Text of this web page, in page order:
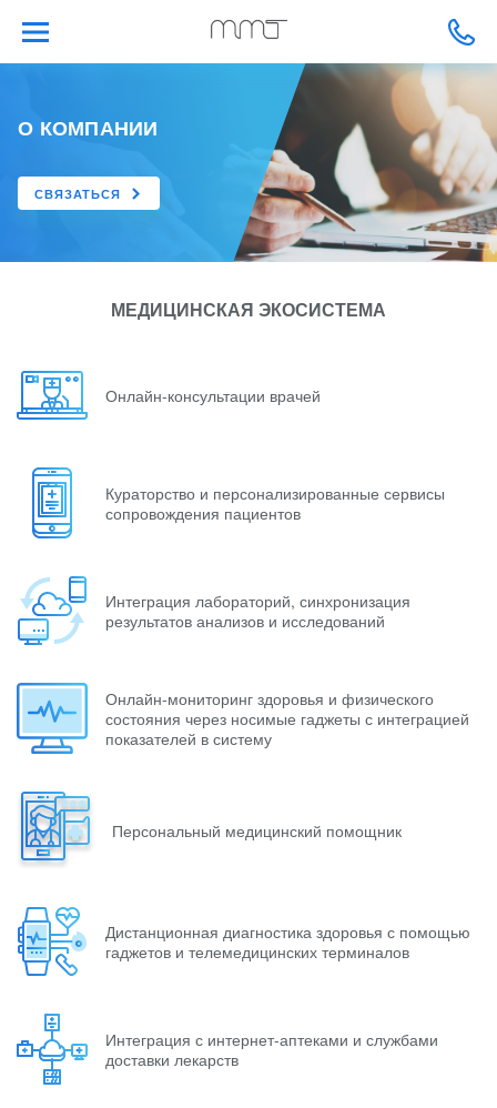
О КОМПАНИИ
СВЯЗАТЬСЯ
МЕДИЦИНСКАЯ ЭКОСИСТЕМА
Онлайн-консультации врачей
Кураторство и персонализированные сервисы
сопровождения пациентов
Интеграция лабораторий, синхронизация
результатов анализов и исследований
Онлайн-мониторинг здоровья и физического
состояния через носимые гаджеты с интеграцией
показателей в систему
Персональный медицинский помощник
Дистанционная диагностика здоровья с помощью
гаджетов и телемедицинских терминалов
Интеграция с интернет-аптеками и службами
доставки лекарств